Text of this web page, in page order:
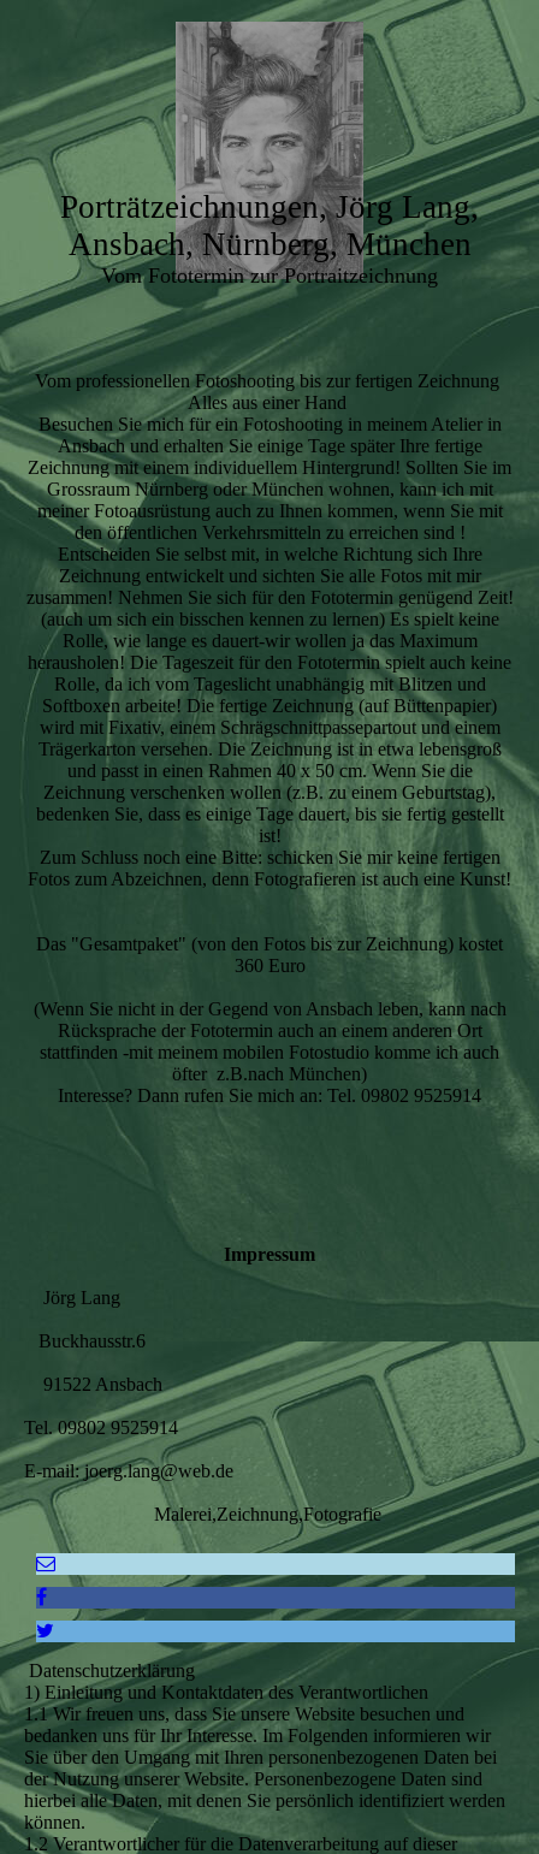
Porträtzeichnungen, Jörg Lang,
Ansbach, Nürnberg, München
Vom Fototermin zur Portraitzeichnung
Vom professionellen Fotoshooting bis zur fertigen Zeichnung
Alles aus einer Hand
Besuchen Sie mich für ein Fotoshooting in meinem Atelier in
Ansbach und erhalten Sie einige Tage später Ihre fertige
Zeichnung mit einem individuellem Hintergrund! Sollten Sie im
Grossraum Nürnberg oder München wohnen, kann ich mit
meiner Fotoausrüstung auch zu Ihnen kommen, wenn Sie mit
den öffentlichen Verkehrsmitteln zu erreichen sind !
Entscheiden Sie selbst mit, in welche Richtung sich Ihre
Zeichnung entwickelt und sichten Sie alle Fotos mit mir
zusammen! Nehmen Sie sich für den Fototermin genügend Zeit!
(auch um sich ein bisschen kennen zu lernen) Es spielt keine
Rolle, wie lange es dauert-wir wollen ja das Maximum
herausholen! Die Tageszeit für den Fototermin spielt auch keine
Rolle, da ich vom Tageslicht unabhängig mit Blitzen und
Softboxen arbeite! Die fertige Zeichnung (auf Büttenpapier)
wird mit Fixativ, einem Schrägschnittpassepartout und einem
Trägerkarton versehen. Die Zeichnung ist in etwa lebensgroß
und passt in einen Rahmen 40 x 50 cm. Wenn Sie die
Zeichnung verschenken wollen (z.B. zu einem Geburtstag),
bedenken Sie, dass es einige Tage dauert, bis sie fertig gestellt
ist!
Zum Schluss noch eine Bitte: schicken Sie mir keine fertigen
Fotos zum Abzeichnen, denn Fotografieren ist auch eine Kunst!
Das "Gesamtpaket" (von den Fotos bis zur Zeichnung) kostet
360 Euro
(Wenn Sie nicht in der Gegend von Ansbach leben, kann nach
Rücksprache der Fototermin auch an einem anderen Ort
stattfinden -mit meinem mobilen Fotostudio komme ich auch
öfter z.B.nach München)
Interesse? Dann rufen Sie mich an: Tel. 09802 9525914
Impressum
Jörg Lang
Buckhausstr.6
91522 Ansbach
Tel. 09802 9525914
E-mail: joerg.lang@web.de
Malerei,Zeichnung,Fotografie
Datenschutzerklärung
1) Einleitung und Kontaktdaten des Verantwortlichen
1.1 Wir freuen uns, dass Sie unsere Website besuchen und
bedanken uns für Ihr Interesse. Im Folgenden informieren wir
Sie über den Umgang mit Ihren personenbezogenen Daten bei
der Nutzung unserer Website. Personenbezogene Daten sind
hierbei alle Daten, mit denen Sie persönlich identifiziert werden
können.
1.2 Verantwortlicher für die Datenverarbeitung auf dieser